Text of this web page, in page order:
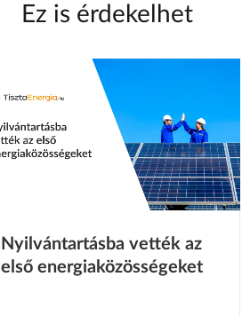
Ez is érdekelhet
Nyilvántartásba vették az
első energiaközösségeket